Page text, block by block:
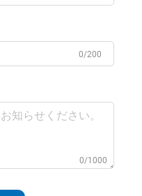
0/200
0/1000